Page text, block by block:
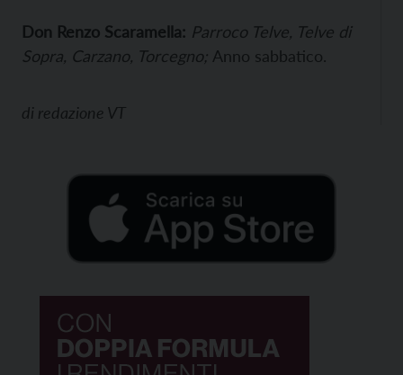
Don Renzo Scaramella: Parroco Telve, Telve di
Sopra, Carzano, Torcegno; Anno sabbatico.
di redazione VT